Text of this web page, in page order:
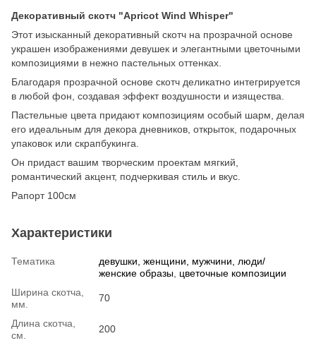
Декоративный скотч "Apricot Wind Whisper"
Этот изысканный декоративный скотч на прозрачной основе
украшен изображениями девушек и элегантными цветочными
композициями в нежно пастельных оттенках.
Благодаря прозрачной основе скотч деликатно интегрируется
в любой фон, создавая эффект воздушности и изящества.
Пастельные цвета придают композициям особый шарм, делая
его идеальным для декора дневников, открыток, подарочных
упаковок или скрапбукинга.
Он придаст вашим творческим проектам мягкий,
романтический акцент, подчеркивая стиль и вкус.
Рапорт 100см
Характеристики
Тематика
девушки, женщини, мужчини, люди/
женские образы цветочные композиции
Ширина скотча,
мм.
70
Длина скотча,
см.
200